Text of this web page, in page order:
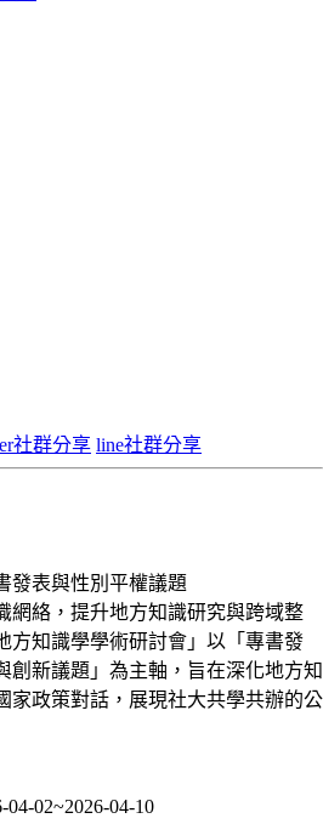
社群分享 line社群分享
發表與性別平權議題
網絡，提升地方知識研究與跨域整
方知識學學術研討會」以「專書發
創新議題」為主軸，旨在深化地方知
家政策對話，展現社大共學共辦的公
04-02~2026-04-10